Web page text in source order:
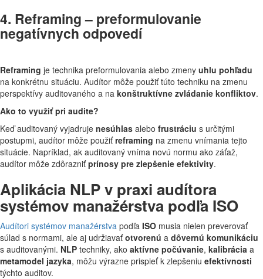
4. Reframing – preformulovanie
negatívnych odpovedí
Reframing je technika preformulovania alebo zmeny uhlu pohľadu
na konkrétnu situáciu. Audítor môže použiť túto techniku na zmenu
perspektívy auditovaného a na konštruktívne zvládanie konfliktov.
Ako to využiť pri audite?
Keď auditovaný vyjadruje nesúhlas alebo frustráciu s určitými
postupmi, audítor môže použiťreframing na zmenu vnímania tejto
situácie. Napríklad, ak auditovaný vníma novú normu ako záťaž,
audítor môže zdôrazniťprínosy pre zlepšenie efektivity.
Aplikácia NLP v praxi audítora
systémov manažérstva podľa ISO
Audítori systémov manažérstva podľa ISO musia nielen preverovať
súlad s normami, ale aj udržiavaťotvorenú a dôvernú komunikáciu
s auditovanými. NLP techniky, ako aktívne počúvanie, kalibrácia a
metamodel jazyka, môžu výrazne prispieť k zlepšeniu efektívnosti
týchto auditov.